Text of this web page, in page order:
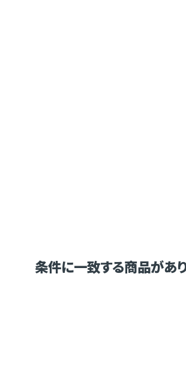
条件に一致する商品があ